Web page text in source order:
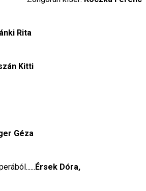
Rita
Kitti
Géza
Érsek Dóra,